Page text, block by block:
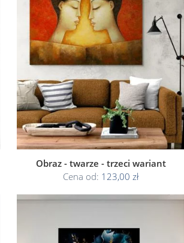
Obraz - twarze - trzeci wariant
Cena od: 123,00 zł